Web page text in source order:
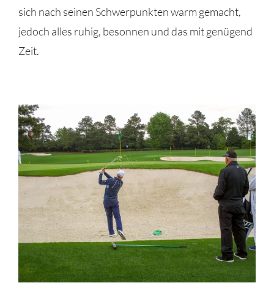
sich nach seinen Schwerpunkten warm gemacht,
jedoch alles ruhig, besonnen und das mit genügend
Zeit.